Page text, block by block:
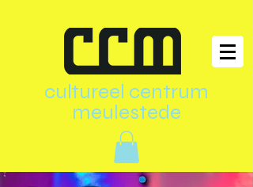
cultureel centrum
meulestede